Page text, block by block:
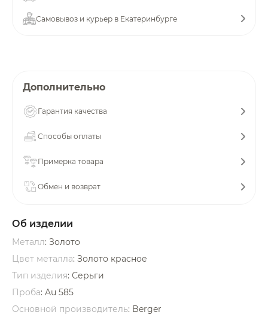
Самовывоз и курьер в Екатеринбурге
Дополнительно
Гарантия качества
Способы оплаты
Примерка товара
Обмен и возврат
Об изделии
Металл: Золото
Цвет металла: Золото красное
Тип изделия: Серьги
Проба: Au 585
Основной производитель: Berger
об оплате Плайтом
недели
8 800 302-02-51